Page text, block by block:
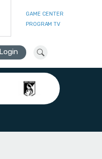
GAME CENTER
PROGRAM TV
Login